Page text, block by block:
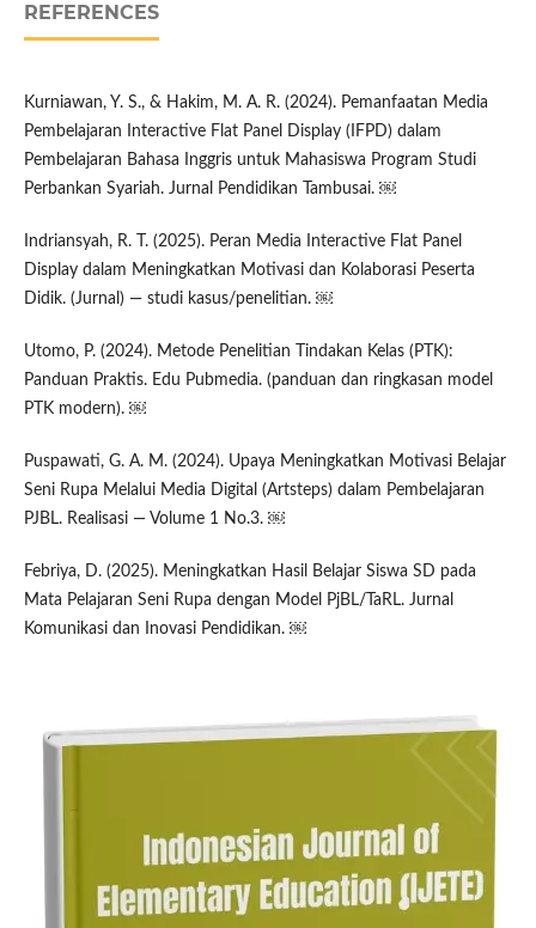
REFERENCES
Kurniawan, Y. S., & Hakim, M. A. R. (2024). Pemanfaatan Media
Pembelajaran Interactive Flat Panel Display (IFPD) dalam
Pembelajaran Bahasa Inggris untuk Mahasiswa Program Studi
Perbankan Syariah. Jurnal Pendidikan Tambusai. ￼
Indriansyah, R. T. (2025). Peran Media Interactive Flat Panel
Display dalam Meningkatkan Motivasi dan Kolaborasi Peserta
Didik. (Jurnal) — studi kasus/penelitian. ￼
Utomo, P. (2024). Metode Penelitian Tindakan Kelas (PTK):
Panduan Praktis. Edu Pubmedia. (panduan dan ringkasan model
PTK modern). ￼
Puspawati, G. A. M. (2024). Upaya Meningkatkan Motivasi Belajar
Seni Rupa Melalui Media Digital (Artsteps) dalam Pembelajaran
PJBL. Realisasi — Volume 1 No.3. ￼
Febriya, D. (2025). Meningkatkan Hasil Belajar Siswa SD pada
Mata Pelajaran Seni Rupa dengan Model PjBL/TaRL. Jurnal
Komunikasi dan Inovasi Pendidikan. ￼